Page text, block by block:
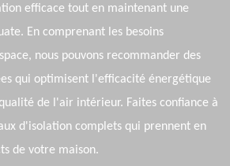
efficace tout en maintenant une
En comprenant les besoins
nous pouvons recommander des
qui optimisent l'efficacité énergétique
de l'air intérieur. Faites confiance à
d'isolation complets qui prennent en
de votre maison.